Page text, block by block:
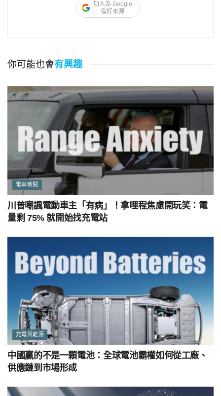
加入為 Google
偏好來源
你可能也會有興趣
電車新聞
川普嘲諷電動車主「有病」！拿哩程焦慮開玩笑：電
量剩 75% 就開始找充電站
充電與能源
中國贏的不是一顆電池：全球電池霸權如何從工廠、
供應鏈到市場形成